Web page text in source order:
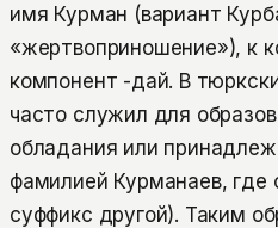
имя Курман (вариант
«жертвоприношение»), к
компонент -дай. В
часто служил для
обладания или
фамилией Курманаев, где
суффикс другой). Таким